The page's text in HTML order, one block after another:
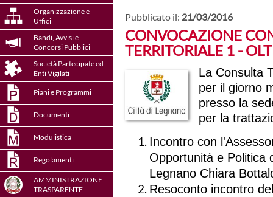
Organizzazione e
Uffici
Bandi, Avvisi e
Concorsi Pubblici
Società Partecipate ed
Enti Vigilati
Piani e Programmi
Documenti
Modulistica
Regolamenti
AMMINISTRAZIONE
TRASPARENTE
Pubblicato il: 21/03/2016
CONVOCAZIONE
TERRITORIALE 1 -
La Consulta
per il giorno
presso la
per la
Incontro con
Opportunità e Politica
Legnano Chiara
Resoconto incontro